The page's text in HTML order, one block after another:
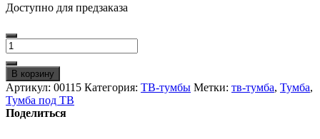
Доступно для предзаказа
Количество
товара
ТВ-
тумба
ПАРУС-7
крафт
белый/
В корзину
Артикул: 00115 Категория: ТВ-тумбы Метки: тв-тумба, Тумба,
Тумба под ТВ
Поделиться